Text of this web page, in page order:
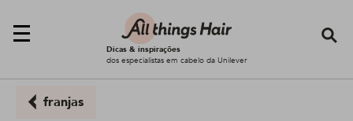
Dicas & inspirações
dos especialistas em cabelo da Unilever
franjas